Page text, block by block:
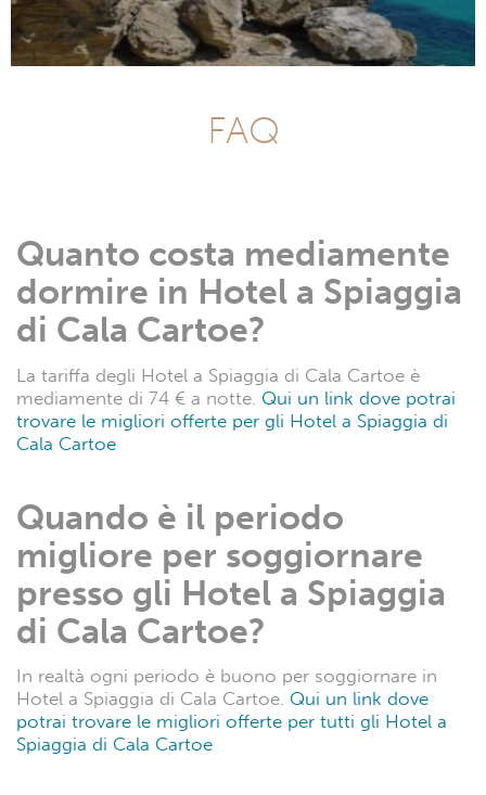
FAQ
Quanto costa mediamente
dormire in Hotel a Spiaggia
di Cala Cartoe?
La tariffa degli Hotel a Spiaggia di Cala Cartoe è
mediamente di 74 € a notte. Qui un link dove potrai
trovare le migliori offerte per gli Hotel a Spiaggia di
Cala Cartoe
Quando è il periodo
migliore per soggiornare
presso gli Hotel a Spiaggia
di Cala Cartoe?
In realtà ogni periodo è buono per soggiornare in
Hotel a Spiaggia di Cala Cartoe. Qui un link dove
potrai trovare le migliori offerte per tutti gli Hotel a
Spiaggia di Cala Cartoe